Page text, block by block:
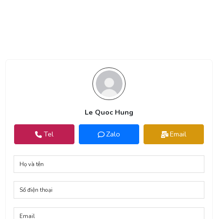
Le Quoc Hung
Tel Zalo Email